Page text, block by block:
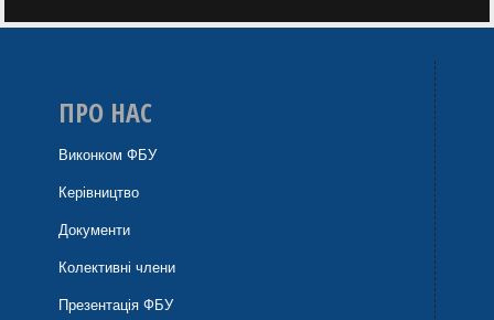
ПРО НАС
Виконком ФБУ
Керівництво
Документи
Колективні члени
Презентація ФБУ